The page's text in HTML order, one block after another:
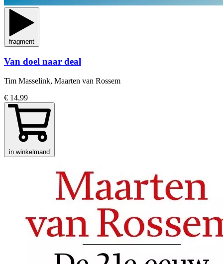
fragment
Van doel naar deal
Tim Masselink, Maarten van Rossem
€ 14,99
in winkelmand